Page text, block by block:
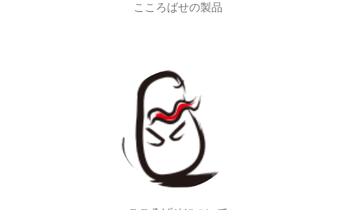
こころばせの製品